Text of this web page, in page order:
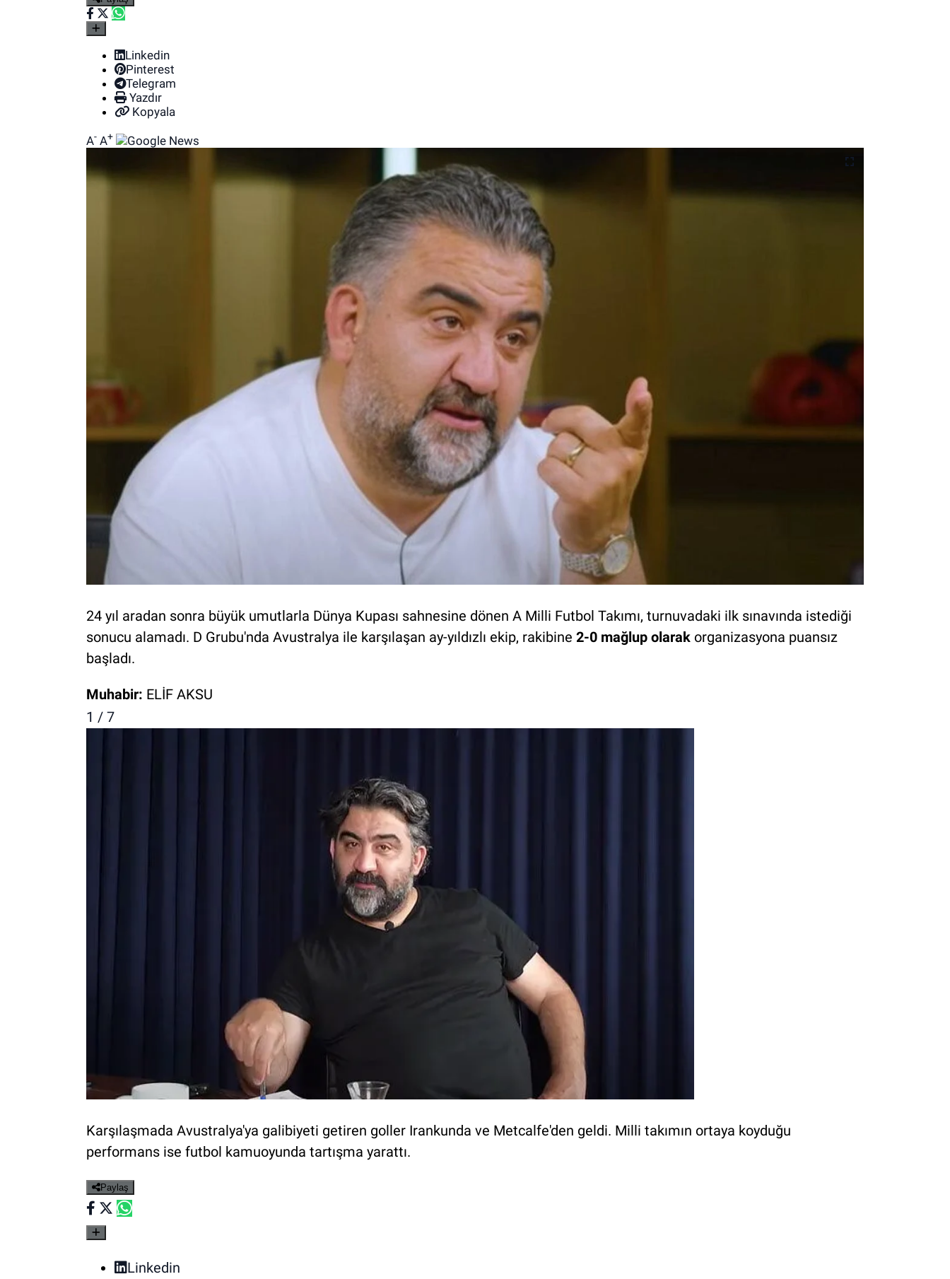
Linkedin
Pinterest
Telegram
Yazdır
Kopyala
A- A+
24 yıl aradan sonra büyük umutlarla Dünya Kupası sahnesine dönen A Milli Futbol Takımı, turnuvadaki ilk sınavında istediği
sonucu alamadı. D Grubu'nda Avustralya ile karşılaşan ay-yıldızlı ekip, rakibine 2-0 mağlup olarak organizasyona puansız
başladı.
Muhabir: ELİF AKSU
1 / 7
Karşılaşmada Avustralya'ya galibiyeti getiren goller Irankunda ve Metcalfe'den geldi. Milli takımın ortaya koyduğu
performans ise futbol kamuoyunda tartışma yarattı.
Paylaş
Linkedin